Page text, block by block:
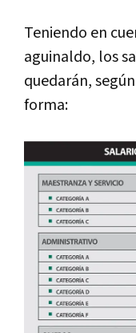
Teniendo en
aguinaldo, los
quedarán,
forma: